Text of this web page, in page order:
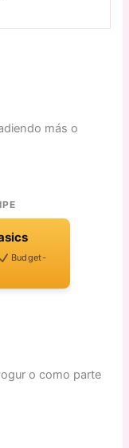
más o
Budget-
o como parte